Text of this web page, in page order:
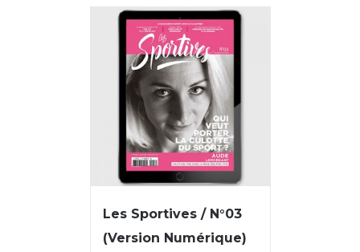
Les Sportives / N°03
(Version Numérique)